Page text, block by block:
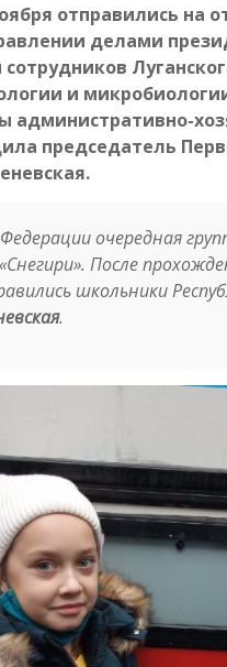
отправились на
делами
и
административно-
председатель
очередная
После
школьники
.